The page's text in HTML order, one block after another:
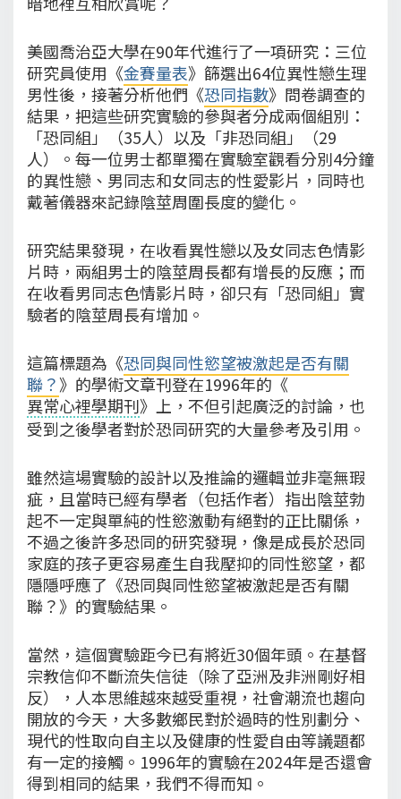
美國喬治亞大學在90年代進行了一項研究：三位
研究員使用《金賽量表》篩選出64位異性戀生理
男性後，接著分析他們《恐同指數》問卷調查的
結果，把這些研究實驗的參與者分成兩個組別：
「恐同組」（35人）以及「非恐同組」（29
人）。每一位男士都單獨在實驗室觀看分別4分鐘
的異性戀、男同志和女同志的性愛影片，同時也
戴著儀器來記錄陰莖周圍長度的變化。
研究結果發現，在收看異性戀以及女同志色情影
片時，兩組男士的陰莖周長都有增長的反應；而
在收看男同志色情影片時，卻只有「恐同組」實
驗者的陰莖周長有增加。
這篇標題為《恐同與同性慾望被激起是否有關
聯？》的學術文章刊登在1996年的《
異常心裡學期刊》上，不但引起廣泛的討論，也
受到之後學者對於恐同研究的大量參考及引用。
雖然這場實驗的設計以及推論的邏輯並非毫無瑕
疵，且當時已經有學者（包括作者）指出陰莖勃
起不一定與單純的性慾激動有絕對的正比關係，
不過之後許多恐同的研究發現，像是成長於恐同
家庭的孩子更容易產生自我壓抑的同性慾望，都
隱隱呼應了《恐同與同性慾望被激起是否有關
聯？》的實驗結果。
當然，這個實驗距今已有將近30個年頭。在基督
宗教信仰不斷流失信徒（除了亞洲及非洲剛好相
反），人本思維越來越受重視，社會潮流也趨向
開放的今天，大多數鄉民對於過時的性別劃分、
現代的性取向自主以及健康的性愛自由等議題都
有一定的接觸。1996年的實驗在2024年是否還會
得到相同的結果，我們不得而知。